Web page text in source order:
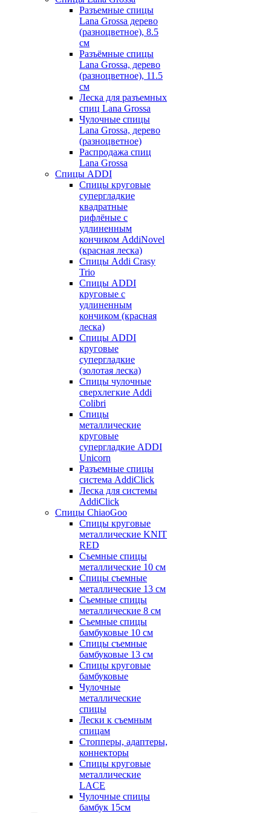
Разъемные спицы
Lana Grossa дерево
(разноцветное), 8.5
см
Разъёмные спицы
Lana Grossa, дерево
(разноцветное), 11.5
см
Леска для разъемных
спиц Lana Grossa
Чулочные спицы
Lana Grossa, дерево
(разноцветное)
Распродажа спиц
Lana Grossa
Спицы ADDI
Спицы круговые
супергладкие
квадратные
рифлёные с
удлиненным
кончиком AddiNovel
(красная леска)
Спицы Addi Crasy
Trio
Спицы ADDI
круговые с
удлиненным
кончиком (красная
леска)
Спицы ADDI
круговые
супергладкие
(золотая леска)
Спицы чулочные
сверхлегкие Addi
Colibri
Спицы
металлические
круговые
супергладкие ADDI
Unicorn
Разъемные спицы
система AddiClick
Леска для системы
AddiClick
Спицы ChiaoGoo
Спицы круговые
металлические KNIT
RED
Съемные спицы
металлические 10 см
Спицы съемные
металлические 13 см
Съемные спицы
металлические 8 см
Съемные спицы
бамбуковые 10 см
Спицы съемные
бамбуковые 13 см
Спицы круговые
бамбуковые
Чулочные
металлические
спицы
Лески к съемным
спицам
Стопперы, адаптеры,
коннекторы
Спицы круговые
металлические
LACE
Чулочные спицы
бамбук 15см